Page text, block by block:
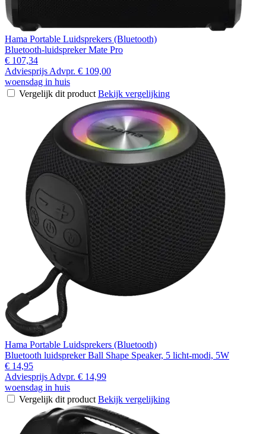
Hama Portable Luidsprekers (Bluetooth)
Bluetooth-luidspreker Mate Pro
€ 107,34
Adviesprijs Advpr. € 109,00
woensdag in huis
Vergelijk dit product Bekijk vergelijking
Hama Portable Luidsprekers (Bluetooth)
Bluetooth luidspreker Ball Shape Speaker, 5 licht-modi, 5W
€ 14,95
Adviesprijs Advpr. € 14,99
woensdag in huis
Vergelijk dit product Bekijk vergelijking